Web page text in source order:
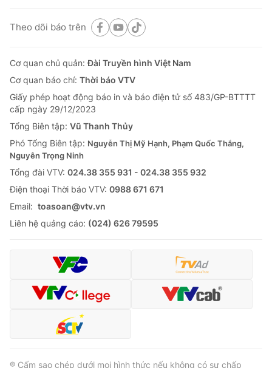
Theo dõi báo trên
Cơ quan chủ quản:Đài Truyền hình Việt Nam
Cơ quan báo chí: Thời báo VTV
Giấy phép hoạt động báo in và báo điện tử số 483/GP-BTTTT
cấp ngày 29/12/2023
Tổng Biên tập: Vũ Thanh Thủy
Phó Tổng Biên tập: Nguyễn Thị Mỹ Hạnh, Phạm Quốc Thắng,
Nguyễn Trọng Ninh
Tổng đài VTV: 024.38 355 931 - 024.38 355 932
Ðiện thoại Thời báo VTV: 0988 671 671
Email: toasoan@vtv.vn
Liên hệ quảng cáo: (024) 626 79595
® Cấm sao chép dưới mọi hình thức nếu không có sự chấp